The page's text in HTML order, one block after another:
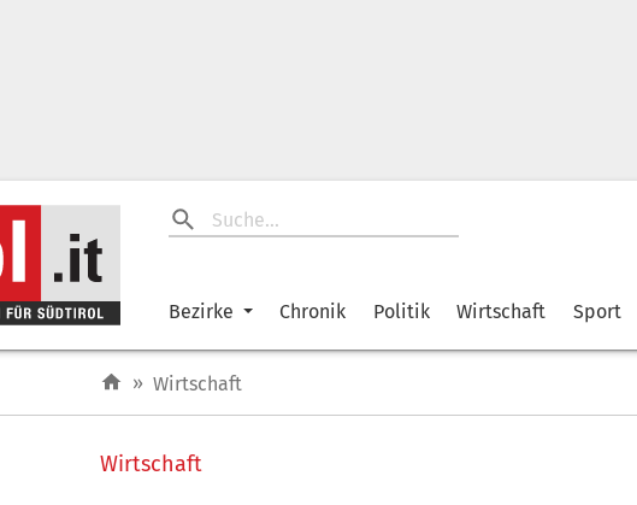
Bezirke Chronik Politik Wirtschaft Sport
» Wirtschaft
Wirtschaft